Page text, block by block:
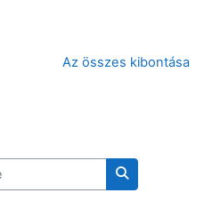
Az összes kibontása
Kurzusok